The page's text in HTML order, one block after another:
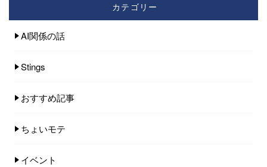
カテゴリー
AI関係の話
Stings
おすすめ記事
ちょいモテ
イベント